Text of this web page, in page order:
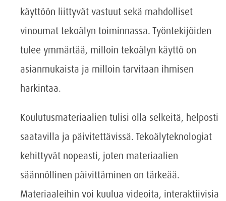
käyttöön liittyvät vastuut sekä mahdolliset
vinoumat tekoälyn toiminnassa. Työntekijöiden
tulee ymmärtää, milloin tekoälyn käyttö on
asianmukaista ja milloin tarvitaan ihmisen
harkintaa.
Koulutusmateriaalien tulisi olla selkeitä, helposti
saatavilla ja päivitettävissä. Tekoälyteknologiat
kehittyvät nopeasti, joten materiaalien
säännöllinen päivittäminen on tärkeää.
Materiaaleihin voi kuulua videoita, interaktiivisia